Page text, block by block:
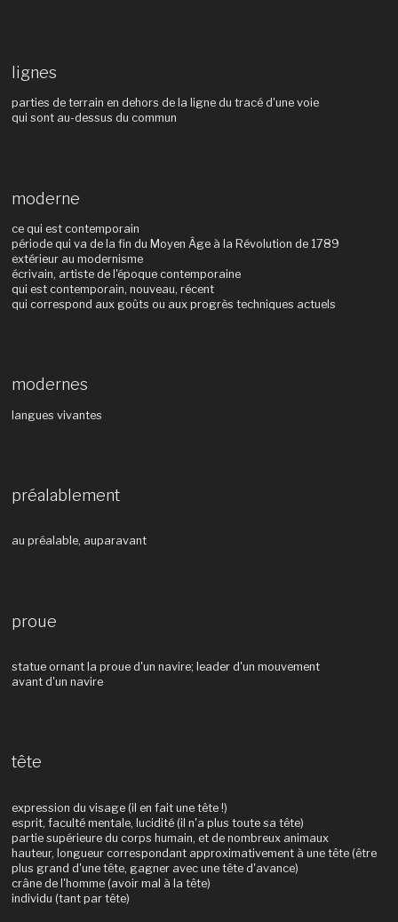
lignes
parties de terrain en dehors de la ligne du tracé d'une voie
qui sont au-dessus du commun
moderne
ce qui est contemporain
période qui va de la fin du Moyen Âge à la Révolution de 1789
extérieur au modernisme
écrivain, artiste de l'époque contemporaine
qui est contemporain, nouveau, récent
qui correspond aux goûts ou aux progrès techniques actuels
modernes
langues vivantes
préalablement
au préalable, auparavant
proue
statue ornant la proue d'un navire; leader d'un mouvement
avant d'un navire
tête
expression du visage (il en fait une tête !)
esprit, faculté mentale, lucidité (il n'a plus toute sa tête)
partie supérieure du corps humain, et de nombreux animaux
hauteur, longueur correspondant approximativement à une tête (être
plus grand d'une tête, gagner avec une tête d'avance)
crâne de l'homme (avoir mal à la tête)
individu (tant par tête)